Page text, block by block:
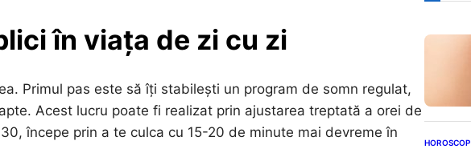
în viața de zi cu zi
Primul pas este să îți stabilești un program de somn regulat,
Acest lucru poate fi realizat prin ajustarea treptată a orei de
începe prin a te culca cu 15-20 de minute mai devreme în
HOROSCOP